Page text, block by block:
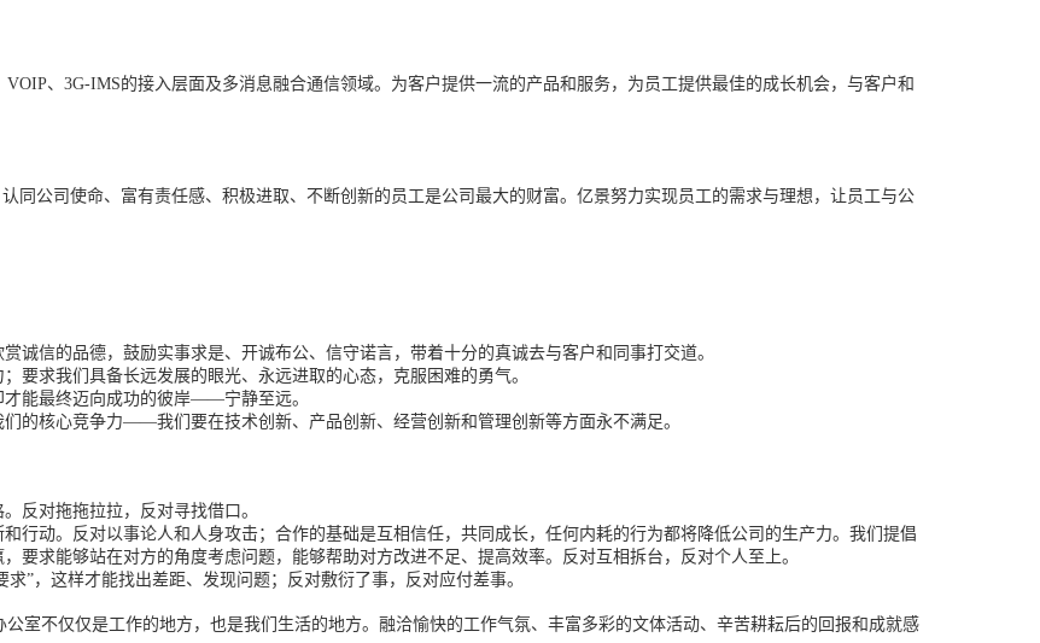
、3G-IMS的接入层面及多消息融合通信领域。为客户提供一流的产品和服务，为员工提供最佳的成长机会，与客户和
同公司使命、富有责任感、积极进取、不断创新的员工是公司最大的财富。亿景努力实现员工的需求与理想，让员工与公
诚信的品德，鼓励实事求是、开诚布公、信守诺言，带着十分的真诚去与客户和同事打交道。
要求我们具备长远发展的眼光、永远进取的心态，克服困难的勇气。
能最终迈向成功的彼岸——宁静至远。
的核心竞争力——我们要在技术创新、产品创新、经营创新和管理创新等方面永不满足。
反对拖拖拉拉，反对寻找借口。
行动。反对以事论人和人身攻击；合作的基础是互相信任，共同成长，任何内耗的行为都将降低公司的生产力。我们提倡
要求能够站在对方的角度考虑问题，能够帮助对方改进不足、提高效率。反对互相拆台，反对个人至上。
”，这样才能找出差距、发现问题；反对敷衍了事，反对应付差事。
室不仅仅是工作的地方，也是我们生活的地方。融洽愉快的工作气氛、丰富多彩的文体活动、辛苦耕耘后的回报和成就感